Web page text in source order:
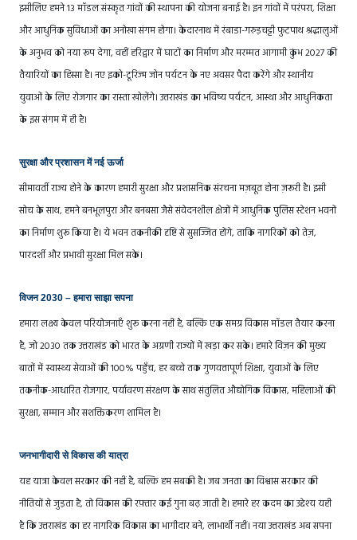
इसीलिए हमने 13 मॉडल संस्कृत गांवों की स्थापना की योजना बनाई है। इन गांवों में परंपरा, शिक्षा
और आधुनिक सुविधाओं का अनोखा संगम होगा। केदारनाथ में रंबाडा-गरुड़चट्टी फुटपाथ श्रद्धालुओं
के अनुभव को नया रूप देगा, वहीं हरिद्वार में घाटों का निर्माण और मरम्मत आगामी कुंभ 2027 की
तैयारियों का हिस्सा है। नए इको-टूरिज्म जोन पर्यटन के नए अवसर पैदा करेंगे और स्थानीय
युवाओं के लिए रोजगार का रास्ता खोलेंगे। उत्तराखंड का भविष्य पर्यटन, आस्था और आधुनिकता
के इस संगम में ही है।
सुरक्षा और प्रशासन में नई ऊर्जा
सीमावर्ती राज्य होने के कारण हमारी सुरक्षा और प्रशासनिक संरचना मज़बूत होना ज़रूरी है। इसी
सोच के साथ, हमने बनभूलपुरा और बनबसा जैसे संवेदनशील क्षेत्रों में आधुनिक पुलिस स्टेशन भवनों
का निर्माण शुरू किया है। ये भवन तकनीकी दृष्टि से सुसज्जित होंगे, ताकि नागरिकों को तेज़,
पारदर्शी और प्रभावी सुरक्षा मिल सके।
विजन 2030 – हमारा साझा सपना
हमारा लक्ष्य केवल परियोजनाएँ शुरू करना नहीं है, बल्कि एक समग्र विकास मॉडल तैयार करना
है, जो 2030 तक उत्तराखंड को भारत के अग्रणी राज्यों में खड़ा कर सके। हमारे विज़न की मुख्य
बातों में स्वास्थ्य सेवाओं की 100% पहुँच, हर बच्चे तक गुणवत्तापूर्ण शिक्षा, युवाओं के लिए
तकनीक-आधारित रोजगार, पर्यावरण संरक्षण के साथ संतुलित औद्योगिक विकास, महिलाओं की
सुरक्षा, सम्मान और सशक्तिकरण शामिल है।
जनभागीदारी से विकास की यात्रा
यह यात्रा केवल सरकार की नहीं है, बल्कि हम सबकी है। जब जनता का विश्वास सरकार की
नीतियों से जुड़ता है, तो विकास की रफ़्तार कई गुना बढ़ जाती है। हमारे हर कदम का उद्देश्य यही
है कि उत्तराखंड का हर नागरिक विकास का भागीदार बने, लाभार्थी नहीं। नया उत्तराखंड अब सपना